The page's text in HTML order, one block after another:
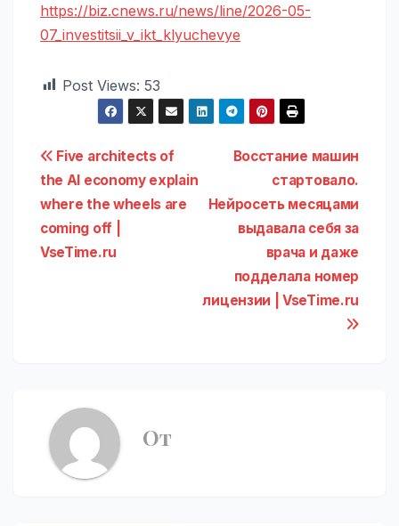
https://biz.cnews.ru/news/line/2026-05-
07_investitsii_v_ikt_klyuchevye
Post Views: 53
Навигация
по
записям
Восстание машин
стартовало.
Нейросеть месяцами
выдавала себя за
врача и даже
подделала номер
лицензии | VseTime.ru
Five architects of
the AI economy explain
where the wheels are
coming off |
VseTime.ru
От